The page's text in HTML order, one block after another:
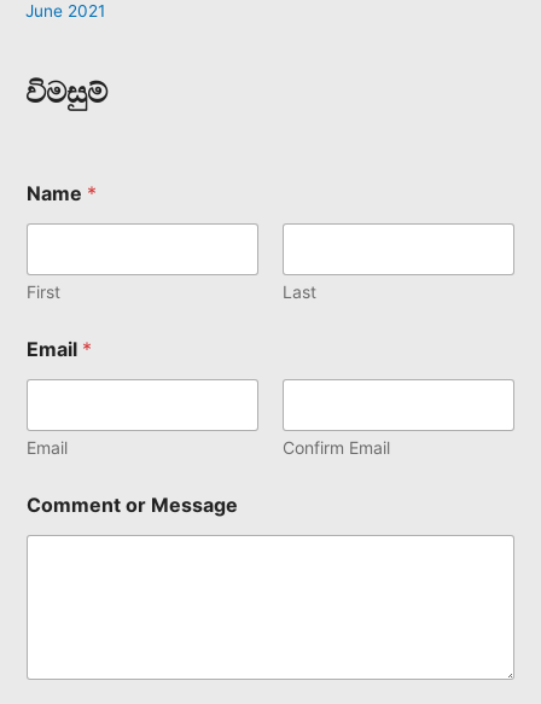
June 2021
විමසුම්
Name *
First Last
Email *
Email Confirm Email
Comment or Message